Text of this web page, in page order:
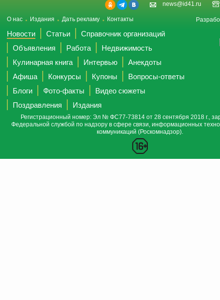
news@id41.ru
О нас Издания Дать рекламу Контакты
Новости Статьи
Справочник организаций
Объявления
Работа
Недвижимость
Кулинарная книга
Интервью
Анекдоты
Афиша
Конкурсы Купоны
Вопросы-ответы
Блоги
Фото-факты
Видео сюжеты
Поздравления
Издания
Регистрационный номер: Эл № ФС77-73814 от 28 сентября 2018 г.,
Федеральной службой по надзору в сфере связи, информационных
коммуникаций (Роскомнадзор).